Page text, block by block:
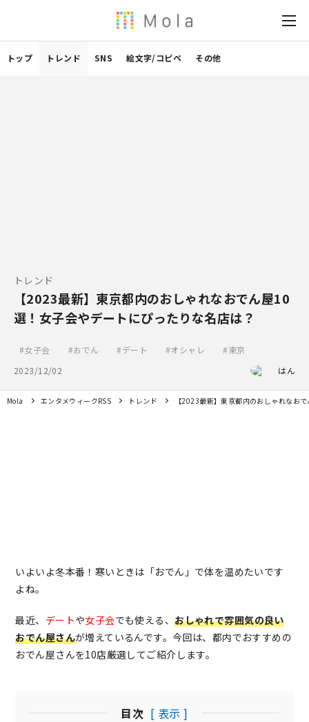
トップ トレンド SNS 絵文字/コピペ その他
トレンド
【2023最新】東京都内のおしゃれなおでん屋10
選！女子会やデートにぴったりな名店は？
女子会 おでん デート オシャレ
東京
2023/12/02
はん
Mola エンタメウィークRSS トレンド 【2023最新】東京都内のおしゃれなお
いよいよ冬本番！寒いときは「おでん」で体を温めたいです
よね。
最近、 デートや女子会でも使える、おしゃれで雰囲気の良い
おでん屋さんが増えているんです。今回は、都内でおすすめの
おでん屋さんを10店厳選してご紹介します。
目次 [ 表示 ]